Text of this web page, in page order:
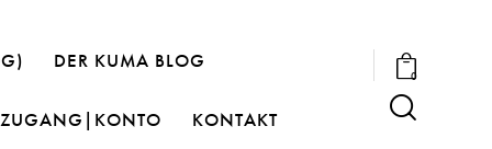
DER KUMA BLOG
ZUGANG|KONTO KONTAKT
0